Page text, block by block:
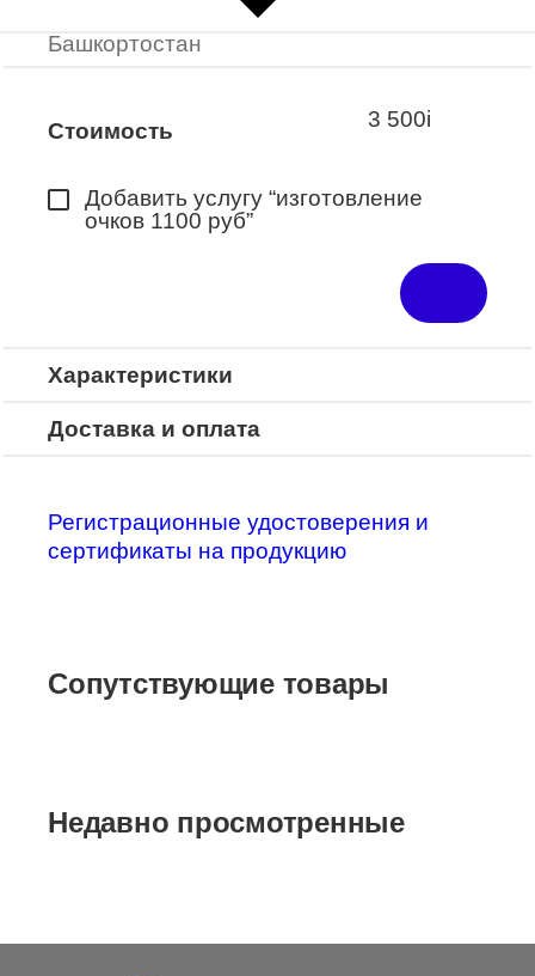
*Доступно для Республики
Башкортостан
Стоимость 3 500i
Добавить услугу “изготовление
очков 1100 руб”
Характеристики
Доставка и оплата
Регистрационные удостоверения и
сертификаты на продукцию
Сопутствующие товары
Недавно просмотренные